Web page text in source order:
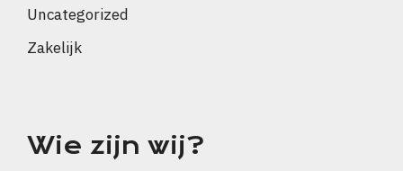
Uncategorized
Zakelijk
Wie zijn wij?